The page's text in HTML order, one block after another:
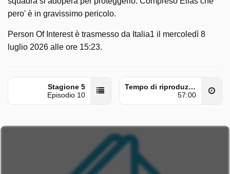
pero' è in gravissimo pericolo.
Person Of Interest è trasmesso da Italia1 il mercoledì 8
luglio 2026 alle ore 15:23.
Stagione 5
Episodio 10
Tempo di riproduzione
57:00